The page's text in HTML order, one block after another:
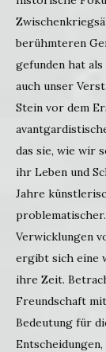
berühmteren
gefunden hat
auch unser
Stein vor dem
das sie, wie wir
ihr Leben und
Jahre
Verwicklungen
ergibt sich eine
ihre Zeit.
Freundschaft
Bedeutung für